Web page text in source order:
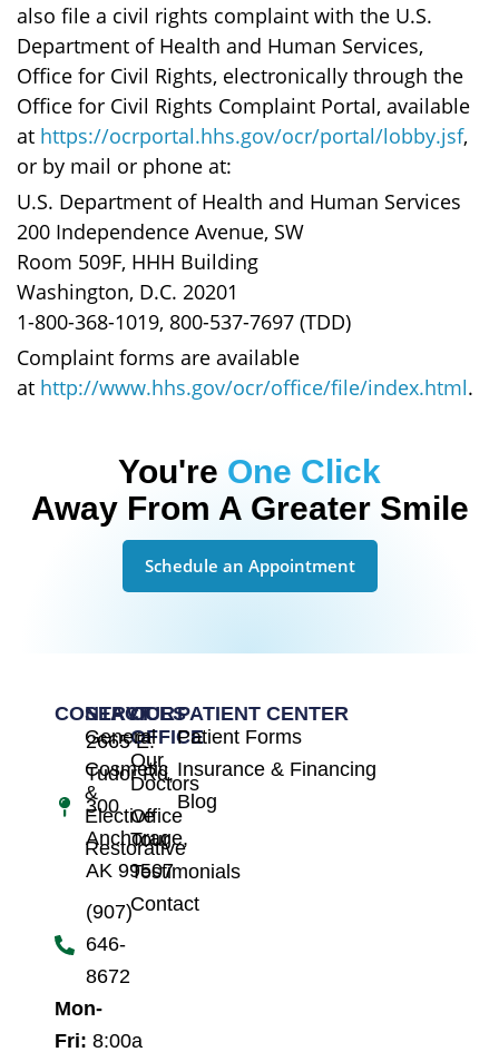
also file a civil rights complaint with the U.S.
Department of Health and Human Services,
Office for Civil Rights, electronically through the
Office for Civil Rights Complaint Portal, available
at https://ocrportal.hhs.gov/ocr/portal/lobby.jsf,
or by mail or phone at:
U.S. Department of Health and Human Services
200 Independence Avenue, SW
Room 509F, HHH Building
Washington, D.C. 20201
1-800-368-1019, 800-537-7697 (TDD)
Complaint forms are available
at http://www.hhs.gov/ocr/office/file/index.html.
You're One Click
Away From A Greater Smile
Schedule an Appointment
CONTACT
2665 E.
Tudor Rd,
300
Anchorage,
AK 99507
(907)
646-
8672
Mon-
Fri: 8:00a
SERVICES
General
Cosmetic
&
Elective
Restorative
OUR
OFFICE
Our
Doctors
Office
Tour
Testimonials
Contact
PATIENT CENTER
Patient Forms
Insurance & Financing
Blog